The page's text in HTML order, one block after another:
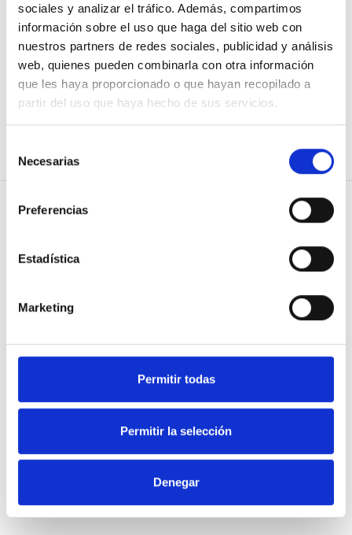
sociales y analizar el tráfico. Además, compartimos
información sobre el uso que haga del sitio web con
nuestros partners de redes sociales, publicidad y análisis
web, quienes pueden combinarla con otra información
que les haya proporcionado o que hayan recopilado a
partir del uso que haya hecho de sus servicios.
Necesarias
Preferencias
Estadística
Marketing
Permitir todas
Permitir la selección
Denegar
¿Votarán para que Rosa García gane el Tambor de Oro?
Pregunta deStop Desahucios Gipuzkoa
2018 Abe. 12
3Apoyos de150
GALDERA
ORDEZKARIAK
IZENA EMAN!
Organizaciones
colaboradoras
Erabilera arauak
Pribatutasun politika